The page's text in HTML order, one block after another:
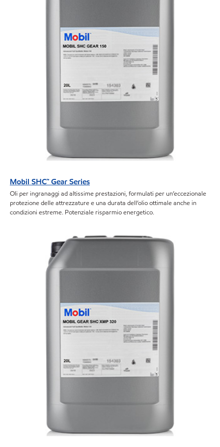
Mobil SHC™ Gear Series
Oli per ingranaggi ad altissime prestazioni, formulati per un’eccezionale
protezione delle attrezzature e una durata dell’olio ottimale anche in
condizioni estreme. Potenziale risparmio energetico.